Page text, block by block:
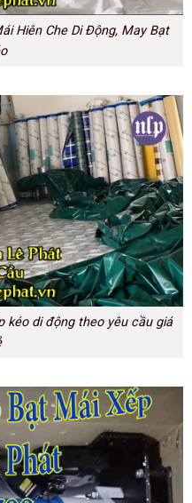
Hiên Che Di Động, May Bạt
kéo di động theo yêu cầu giá